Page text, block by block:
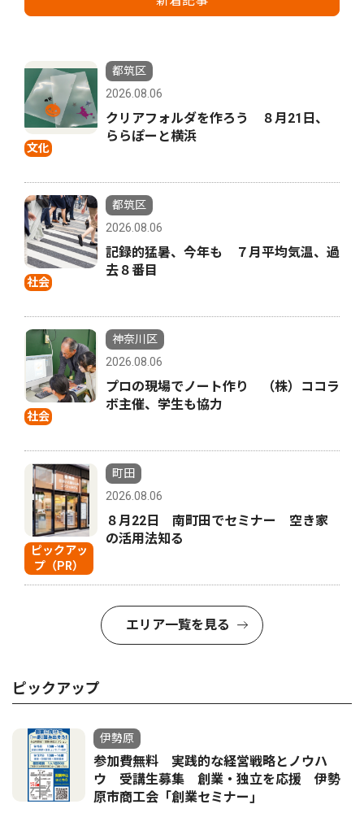
文化
都筑区
2026.08.06
クリアフォルダを作ろう ８月21日、
ららぽーと横浜
社会
都筑区
2026.08.06
記録的猛暑、今年も ７月平均気温、過
去８番目
社会
神奈川区
2026.08.06
プロの現場でノート作り （株）ココラ
ボ主催、学生も協力
ピックアッ
プ（PR）
町田
2026.08.06
８月22日 南町田でセミナー 空き家
の活用法知る
エリア一覧を見る
ピックアップ
伊勢原
参加費無料 実践的な経営戦略とノウハ
ウ 受講生募集 創業・独立を応援 伊勢
原市商工会「創業セミナー｣